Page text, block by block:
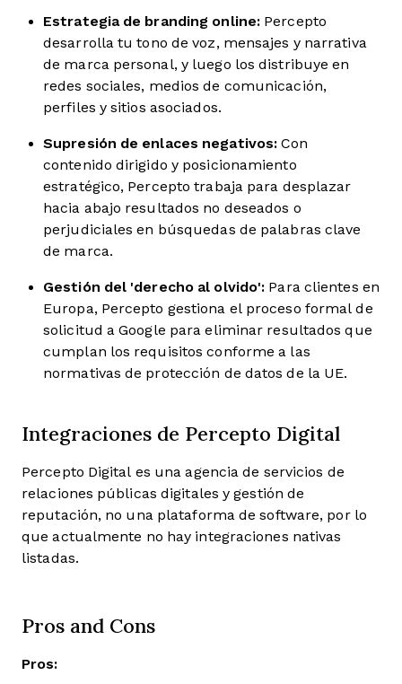
Estrategia de branding online: Percepto
desarrolla tu tono de voz, mensajes y narrativa
de marca personal, y luego los distribuye en
redes sociales, medios de comunicación,
perfiles y sitios asociados.
Supresión de enlaces negativos: Con
contenido dirigido y posicionamiento
estratégico, Percepto trabaja para desplazar
hacia abajo resultados no deseados o
perjudiciales en búsquedas de palabras clave
de marca.
Gestión del 'derecho al olvido': Para clientes en
Europa, Percepto gestiona el proceso formal de
solicitud a Google para eliminar resultados que
cumplan los requisitos conforme a las
normativas de protección de datos de la UE.
Integraciones de Percepto Digital
Percepto Digital es una agencia de servicios de
relaciones públicas digitales y gestión de
reputación, no una plataforma de software, por lo
que actualmente no hay integraciones nativas
listadas.
Pros and Cons
Pros: